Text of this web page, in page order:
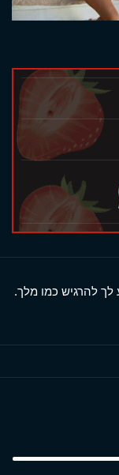
להרגיש כמו מלך.